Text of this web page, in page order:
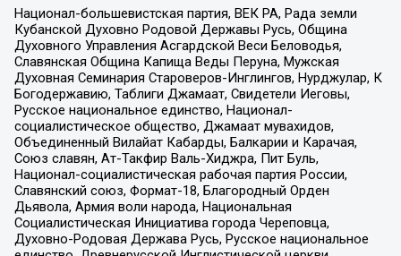
Национал-большевистская партия, ВЕК РА, Рада земли
Кубанской Духовно Родовой Державы Русь, Община
Духовного Управления Асгардской Веси Беловодья,
Славянская Община Капища Веды Перуна, Мужская
Духовная Семинария Староверов-Инглингов, Нурджулар, К
Богодержавию, Таблиги Джамаат, Свидетели Иеговы,
Русское национальное единство, Национал-
социалистическое общество, Джамаат мувахидов,
Объединенный Вилайат Кабарды, Балкарии и Карачая,
Союз славян, Ат-Такфир Валь-Хиджра, Пит Буль,
Национал-социалистическая рабочая партия России,
Славянский союз, Формат-18, Благородный Орден
Дьявола, Армия воли народа, Национальная
Социалистическая Инициатива города Череповца,
Духовно-Родовая Держава Русь, Русское национальное